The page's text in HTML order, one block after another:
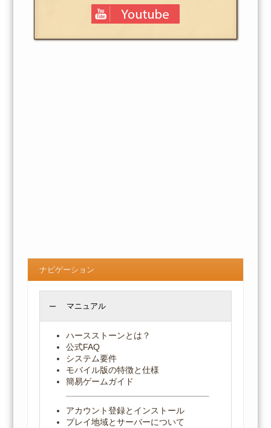
ナビゲーション
マニュアル
ハースストーンとは？
公式FAQ
システム要件
モバイル版の特徴と仕様
簡易ゲームガイド
アカウント登録とインストール
プレイ地域とサーバーについて